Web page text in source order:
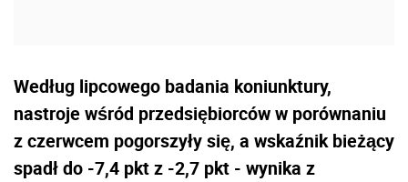
Według lipcowego badania koniunktury,
nastroje wśród przedsiębiorców w porównaniu
z czerwcem pogorszyły się, a wskaźnik bieżący
spadł do -7,4 pkt z -2,7 pkt - wynika z